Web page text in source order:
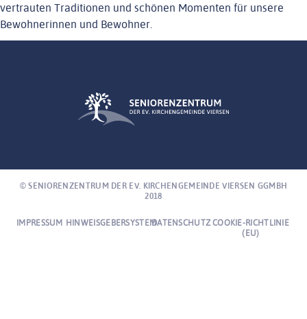
NEWS
vertrauten Traditionen und schönen Momenten für unsere
Bewohnerinnen und Bewohner.
© SENIORENZENTRUM DER EV. KIRCHENGEMEINDE VIERSEN GGMBH
2018
IMPRESSUM HINWEISGEBERSYSTEMDATENSCHUTZCOOKIE-RICHTLINIE
(EU)